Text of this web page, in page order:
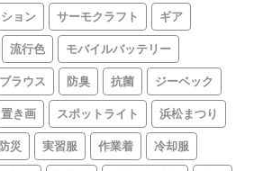
ョン サーモクラフト ギア
流行色 モバイルバッテリー
ブラウス 防臭 抗菌 ジーベック
置き画 スポットライト 浜松まつり
防災 実習服 作業着 冷却服